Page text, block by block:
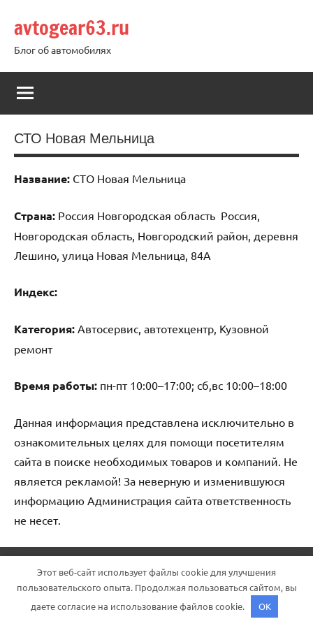
содержимому
avtogear63.ru
Блог об автомобилях
СТО Новая Мельница
Название: СТО Новая Мельница
Страна: Россия Новгородская область Россия,
Новгородская область, Новгородский район, деревня
Лешино, улица Новая Мельница, 84А
Индекс:
Категория: Автосервис, автотехцентр, Кузовной
ремонт
Время работы: пн-пт 10:00–17:00; сб,вс 10:00–18:00
Данная информация представлена исключительно в
ознакомительных целях для помощи посетителям
сайта в поиске необходимых товаров и компаний. Не
является рекламой! За неверную и изменившуюся
информацию Администрация сайта ответственность
не несет.
Этот веб-сайт использует файлы cookie для улучшения
пользовательского опыта. Продолжая пользоваться сайтом, вы
даете согласие на использование файлов cookie.
OK